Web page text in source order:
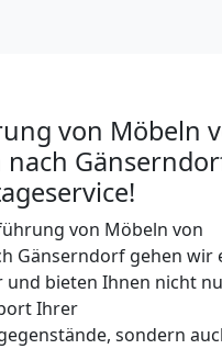
von Möbeln
von Möbeln von
Gänserndorf gehen wir
und bieten Ihnen nicht
Ihrer
sondern